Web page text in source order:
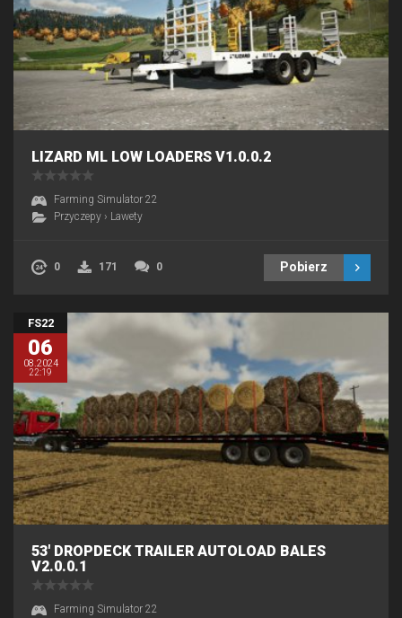
LIZARD ML LOW LOADERS V1.0.0.2
Farming Simulator 22
Przyczepy › Lawety
0 171 0 Pobierz
FS22
06
08.2024
22:19
53′ DROPDECK TRAILER AUTOLOAD BALES
V2.0.0.1
Farming Simulator 22